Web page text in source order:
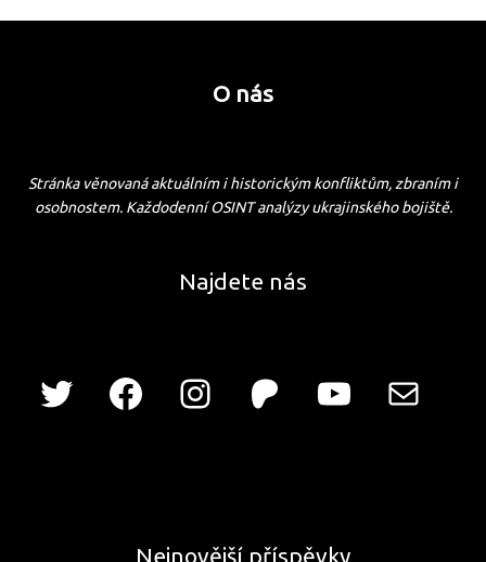
O nás
Stránka věnovaná aktuálním i historickým konfliktům, zbraním i
osobnostem. Každodenní OSINT analýzy ukrajinského bojiště.
Najdete nás
Nejnovější příspěvky